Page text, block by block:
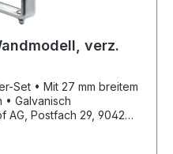
verz.
breitem
AG, Postfach 29, 9042